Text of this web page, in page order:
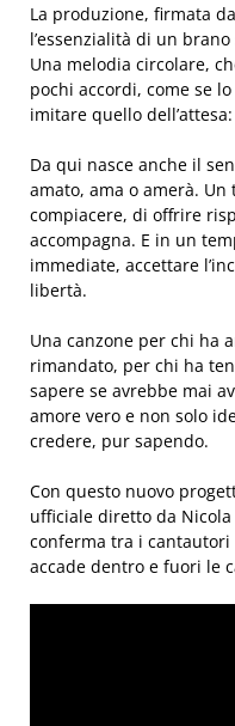
La produzione, firmata
l’essenzialità di un
Una melodia circolare,
pochi accordi, come se
imitare quello
Da qui nasce anche il
amato, ama o amerà.
compiacere, di offrire
accompagna. E in un
immediate, accettare
libertà.
Una canzone per chi ha
rimandato, per chi ha
sapere se avrebbe mai
amore vero e non solo
credere, pur sapendo.
Con questo nuovo
ufficiale diretto da Nicola
conferma tra i
accade dentro e fuori le